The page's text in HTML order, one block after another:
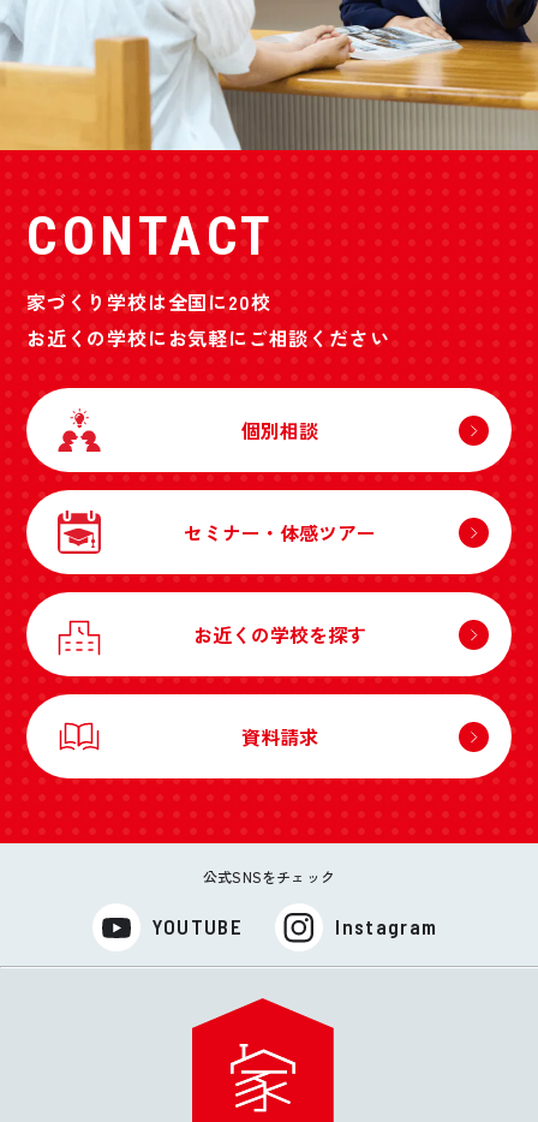
CONTACT
家づくり学校は全国に20校
お近くの学校にお気軽にご相談ください
個別相談
セミナー・体感ツアー
お近くの学校を探す
資料請求
公式SNSをチェック
YOUTUBE Instagram